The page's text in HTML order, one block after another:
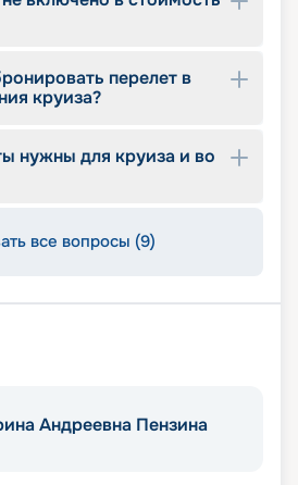
перелет в
круиза?
нужны для круиза и во
все вопросы (9)
Андреевна Пензина